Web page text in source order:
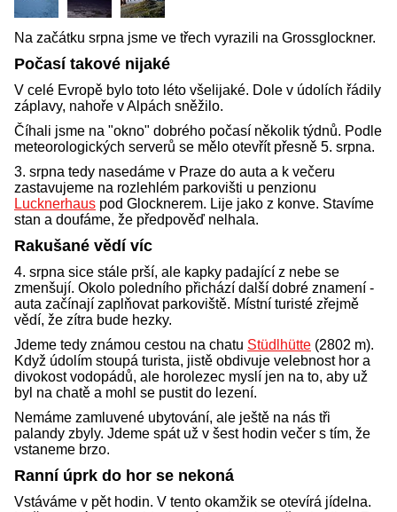
Na začátku srpna jsme ve třech vyrazili na Grossglockner.
Počasí takové nijaké
V celé Evropě bylo toto léto všelijaké. Dole v údolích řádily
záplavy, nahoře v Alpách sněžilo.
Číhali jsme na "okno" dobrého počasí několik týdnů. Podle
meteorologických serverů se mělo otevřít přesně 5. srpna.
3. srpna tedy nasedáme v Praze do auta a k večeru
zastavujeme na rozlehlém parkovišti u penzionu
Lucknerhaus pod Glocknerem. Lije jako z konve. Stavíme
stan a doufáme, že předpověď nelhala.
Rakušané vědí víc
4. srpna sice stále prší, ale kapky padající z nebe se
zmenšují. Okolo poledního přichází další dobré znamení -
auta začínají zaplňovat parkoviště. Místní turisté zřejmě
vědí, že zítra bude hezky.
Jdeme tedy známou cestou na chatu Stüdlhütte (2802 m).
Když údolím stoupá turista, jistě obdivuje velebnost hor a
divokost vodopádů, ale horolezec myslí jen na to, aby už
byl na chatě a mohl se pustit do lezení.
Nemáme zamluvené ubytování, ale ještě na nás tři
palandy zbyly. Jdeme spát už v šest hodin večer s tím, že
vstaneme brzo.
Ranní úprk do hor se nekoná
Vstáváme v pět hodin. V tento okamžik se otevírá jídelna.